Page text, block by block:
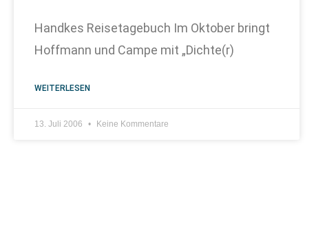
Handkes Reisetagebuch Im Oktober bringt
Hoffmann und Campe mit „Dichte(r)
WEITERLESEN
13. Juli 2006 Keine Kommentare